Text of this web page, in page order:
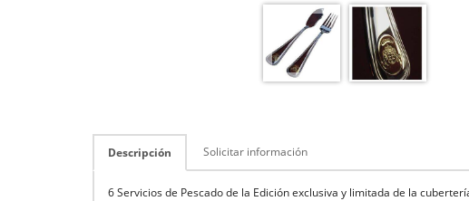
Descripción Solicitar información
6 Servicios de Pescado de la Edición exclusiva y limitada de la